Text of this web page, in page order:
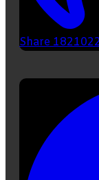
Share